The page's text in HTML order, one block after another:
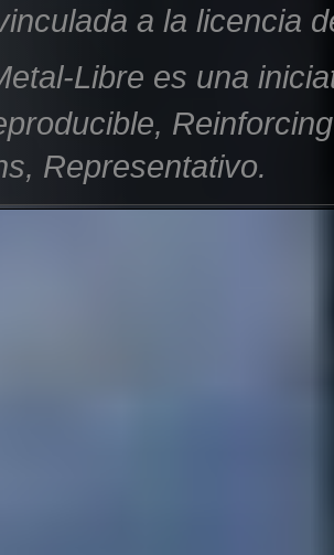
a la licencia
Libre es una
Representativo.